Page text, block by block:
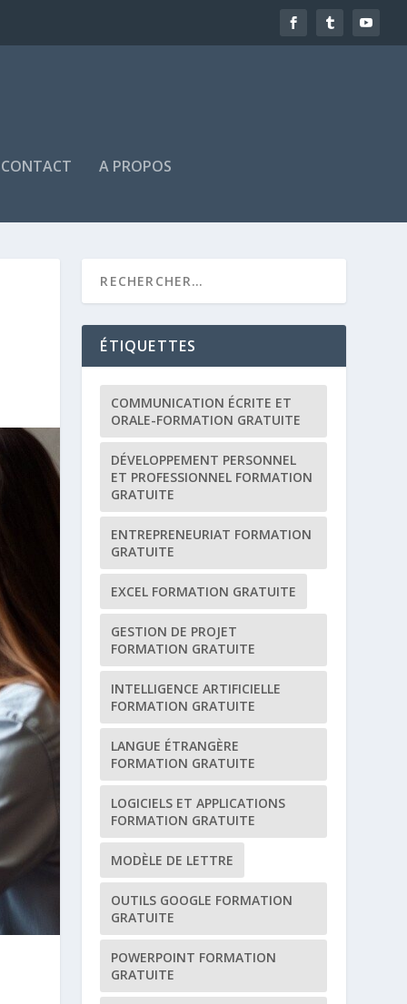
CONTACT A PROPOS
ÉTIQUETTES
COMMUNICATION ÉCRITE ET
ORALE-FORMATION GRATUITE
DÉVELOPPEMENT PERSONNEL
ET PROFESSIONNEL FORMATION
GRATUITE
ENTREPRENEURIAT FORMATION
GRATUITE
EXCEL FORMATION GRATUITE
GESTION DE PROJET
FORMATION GRATUITE
INTELLIGENCE ARTIFICIELLE
FORMATION GRATUITE
LANGUE ÉTRANGÈRE
FORMATION GRATUITE
LOGICIELS ET APPLICATIONS
FORMATION GRATUITE
MODÈLE DE LETTRE
OUTILS GOOGLE FORMATION
GRATUITE
POWERPOINT FORMATION
GRATUITE